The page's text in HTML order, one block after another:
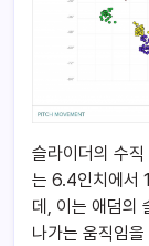
슬라이더의 수
는 6.4인치에서
데, 이는 애덤의
나가는 움직임